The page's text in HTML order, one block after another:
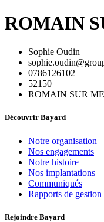
ROMAIN
Sophie Oudin
0786126102
52150
ROMAIN SUR
Découvrir Bayard
Notre organisation
Nos engagements
Notre histoire
Nos implantations
Communiqués
Rapports de
Rejoindre Bayard